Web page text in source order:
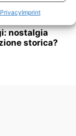
Imprint
nostalgia
storica?